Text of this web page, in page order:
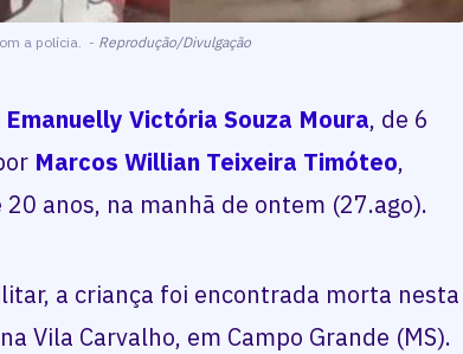
a polícia. - Reprodução/Divulgação
Emanuelly Victória Souza Moura, de 6
Marcos Willian Teixeira Timóteo,
20 anos, na manhã de ontem (27.ago).
a criança foi encontrada morta nesta
Vila Carvalho, em Campo Grande (MS).